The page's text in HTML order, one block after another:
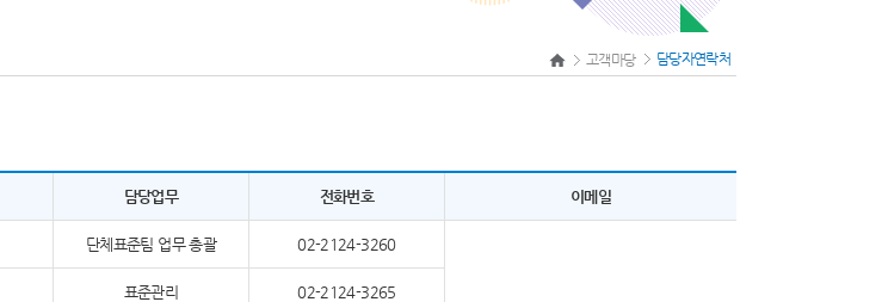
고객마당 담당자연락처
담당업무 전화번호 이메일
단체표준팀 업무 총괄 02-2124-3260
표준관리 02-2124-3265